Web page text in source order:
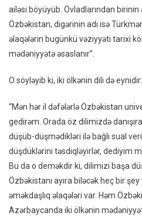
ailəsi böyüyüb. Övladlarından birinin
Özbəkistan, digərinin adı isə
əlaqələrin bugünkü vəziyyəti tarixi
mədəniyyətə əsaslanır”.
O söyləyib ki, iki ölkənin dili də eynidir:
“Mən hər il dəfələrlə Özbəkistan
gedirəm. Orada öz dilimizdə
düşüb-düşmədikləri ilə bağlı sual
düşdüklərini təsdiqləyirlər, dediyim
Bu da o deməkdir ki, dilimizi başa
Özbəkistanı ayıra biləcək heç bir
əməkdaşlıq əlaqələri var. Həm
Azərbaycanda iki ölkənin